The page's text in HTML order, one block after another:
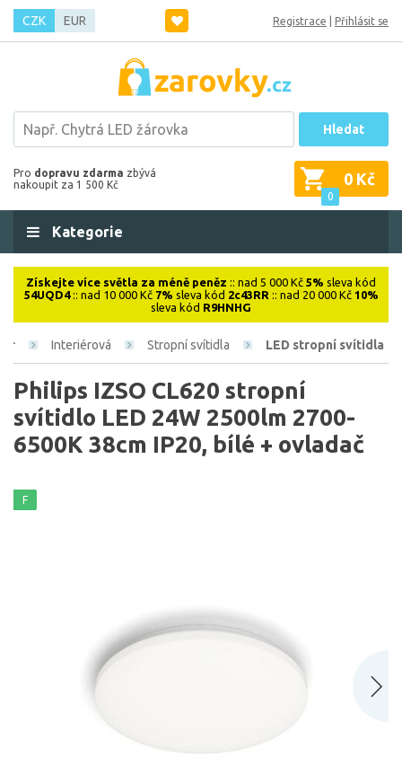
CZK EUR Registrace Přihlásit se
Hledat
Pro dopravu zdarma zbývá
nakoupit za 1 500 Kč
0
0 Kč
Kategorie
Získejte více světla za méně peněz :: nad 5 000 Kč 5% sleva kód
54UQD4:: nad 10 000 Kč 7% sleva kód 2c43RR :: nad 20 000 Kč 10%
sleva kód R9HNHG
Interiérová Stropní svítidla LED stropní svítidla
Philips IZSO CL620 stropní
svítidlo LED 24W 2500lm 2700-
6500K 38cm IP20, bílé + ovladač
F